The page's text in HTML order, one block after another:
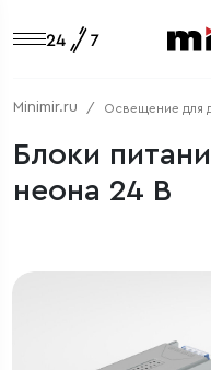
Minimir.ru Освещение для
Блоки
неона 24 В